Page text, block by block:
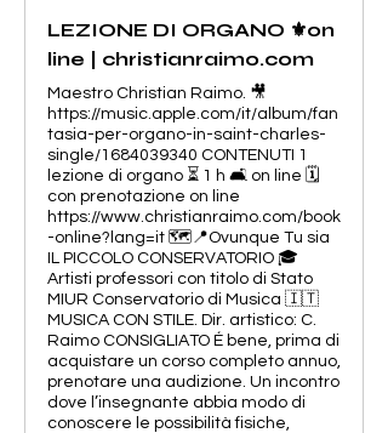
LEZIONE DI ORGANO ⚜️on
line | christianraimo.com
Maestro Christian Raimo. 🎥
https://music.apple.com/it/album/fan
tasia-per-organo-in-saint-charles-
single/1684039340 CONTENUTI 1
lezione di organo ⏳ 1 h 🛋️ on line 🗓️
con prenotazione on line
https://www.christianraimo.com/book
-online?lang=it 🗺️📍Ovunque Tu sia
IL PICCOLO CONSERVATORIO 🎓
Artisti professori con titolo di Stato
MIUR Conservatorio di Musica 🇮🇹
MUSICA CON STILE. Dir. artistico: C.
Raimo CONSIGLIATO É bene, prima di
acquistare un corso completo annuo,
prenotare una audizione. Un incontro
dove l’insegnante abbia modo di
conoscere le possibilità fisiche,